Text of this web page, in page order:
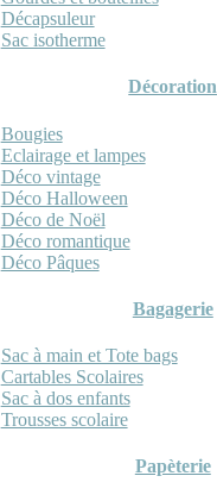
Décapsuleur
Sac isotherme
Décoration
Bougies
Eclairage et lampes
Déco vintage
Déco Halloween
Déco de Noël
Déco romantique
Déco Pâques
Bagagerie
Sac à main et Tote bags
Cartables Scolaires
Sac à dos enfants
Trousses scolaire
Papèterie